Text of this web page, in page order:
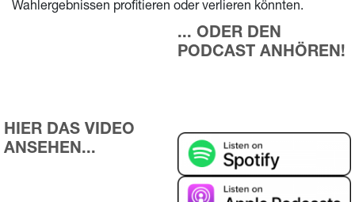
Wahlergebnissen profitieren oder verlieren könnten.
HIER DAS VIDEO
ANSEHEN...
... ODER DEN
PODCAST ANHÖREN!